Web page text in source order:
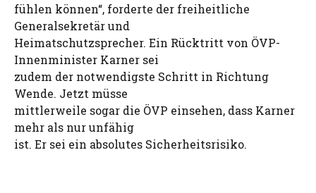
fühlen können“, forderte der freiheitliche
Generalsekretär und
Heimatschutzsprecher. Ein Rücktritt von ÖVP-
Innenminister Karner sei
zudem der notwendigste Schritt in Richtung
Wende. Jetzt müsse
mittlerweile sogar die ÖVP einsehen, dass Karner
mehr als nur unfähig
ist. Er sei ein absolutes Sicherheitsrisiko.